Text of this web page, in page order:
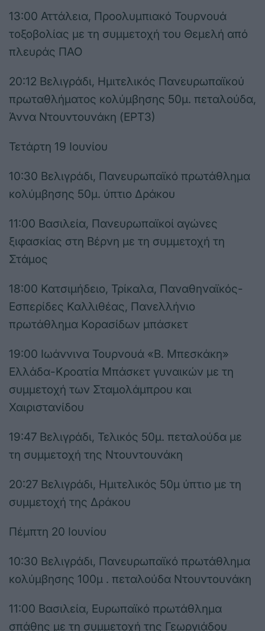
13:00 Αττάλεια, Προολυμπιακό Τουρνουά
τοξοβολίας με τη συμμετοχή του Θεμελή από
πλευράς ΠΑΟ
20:12 Βελιγράδι, Ημιτελικός Πανευρωπαϊκού
πρωταθλήματος κολύμβησης 50μ. πεταλούδα,
Άννα Ντουντουνάκη (ΕΡΤ3)
Τετάρτη 19 Ιουνίου
10:30 Βελιγράδι, Πανευρωπαϊκό πρωτάθλημα
κολύμβησης 50μ. ύπτιο Δράκου
11:00 Βασιλεία, Πανευρωπαϊκοί αγώνες
ξιφασκίας στη Βέρνη με τη συμμετοχή τη
Στάμος
18:00 Κατσιμήδειο, Τρίκαλα, Παναθηναϊκός-
Εσπερίδες Καλλιθέας, Πανελλήνιο
πρωτάθλημα Κορασίδων μπάσκετ
19:00 Ιωάννινα Τουρνουά «Β. Μπεσκάκη»
Ελλάδα-Κροατία Μπάσκετ γυναικών με τη
συμμετοχή των Σταμολάμπρου και
Χαιριστανίδου
19:47 Βελιγράδι, Τελικός 50μ. πεταλούδα με
τη συμμετοχή της Ντουντουνάκη
20:27 Βελιγράδι, Ημιτελικός 50μ ύπτιο με τη
συμμετοχή της Δράκου
Πέμπτη 20 Ιουνίου
10:30 Βελιγράδι, Πανευρωπαϊκό πρωτάθλημα
κολύμβησης 100μ . πεταλούδα Ντουντουνάκη
11:00 Βασιλεία, Ευρωπαϊκό πρωτάθλημα
σπάθης με τη συμμετοχή της Γεωργιάδου